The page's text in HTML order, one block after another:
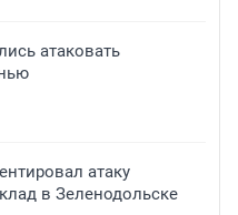
атаковать
атаку
в Зеленодольске